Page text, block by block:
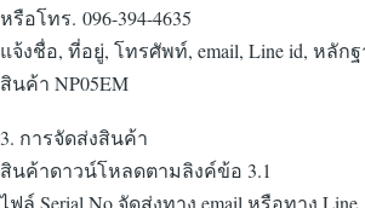
หรือโทร. 096-394-4635
แจ้งชื่อ, ที่อยู่, โทรศัพท์, email, Line id, หลัก
สินค้า NP05EM
3. การจัดส่งสินค้า
สินค้าดาวน์โหลดตามลิงค์ข้อ 3.1
ไฟล์ Serial No จัดส่งทาง email หรือทาง Line